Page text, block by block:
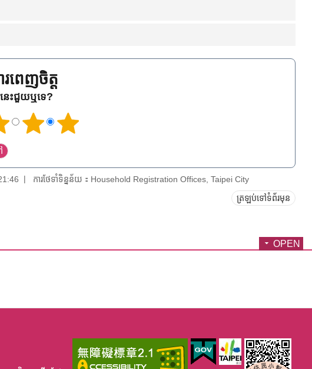
រពេញចិត្ត
េះជួយឬទេ?
ការថែទាំទិន្នន័យ：Household Registration Offices, Taipei City
ត្រឡប់ទៅទំព័រមុន
OPEN